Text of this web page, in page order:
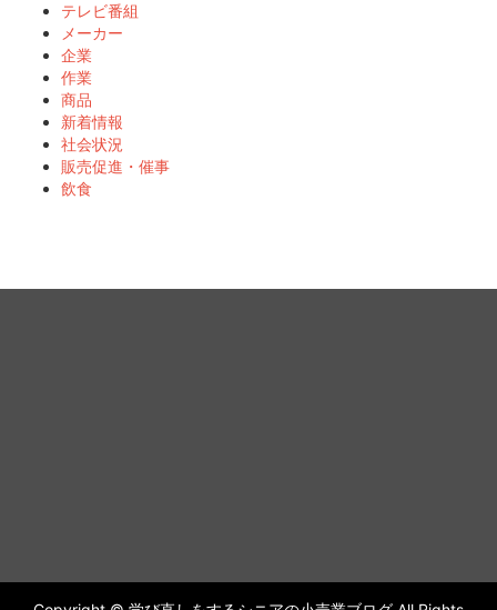
テレビ番組
メーカー
企業
作業
商品
新着情報
社会状況
販売促進・催事
飲食